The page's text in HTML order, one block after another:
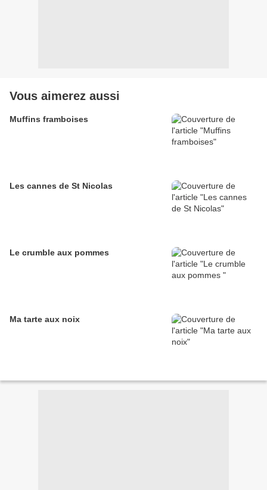
Vous aimerez aussi
Muffins framboises
Les cannes de St Nicolas
Le crumble aux pommes
Ma tarte aux noix